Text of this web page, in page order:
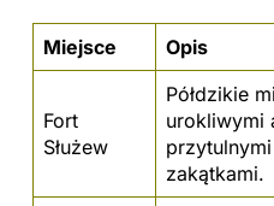
Miejsce Opis
Fort
Służew
Półdzikie
urokliwymi
przytulnymi
zakątkami.